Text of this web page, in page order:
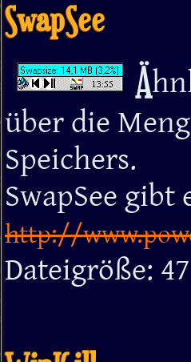
SwapSee
Ä
über die
Speichers.
SwapSee gibt
http://
Dateigröße: